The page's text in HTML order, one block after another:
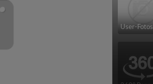
User-Fotos